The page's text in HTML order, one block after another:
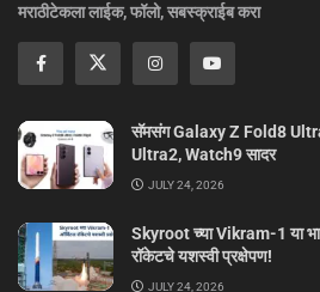
मराठीटेकला लाईक, फॉलो, सबस्क्राईब करा
सॅमसंग Galaxy Z Fold8
Ultra2, Watch9 सादर
JULY 24, 2026
Skyroot च्या Vikram-1 या
रॉकेटचे यशस्वी प्रक्षेपण!
JULY 24, 2026